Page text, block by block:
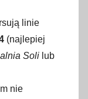
linie
(najlepiej
Soli lub
nie